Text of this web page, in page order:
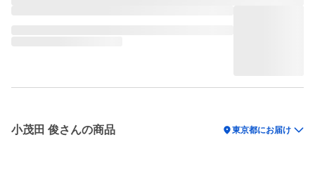
小茂田 俊さんの商品 location_on東京都にお届け